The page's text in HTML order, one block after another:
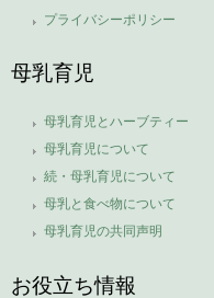
プライバシーポリシー
母乳育児
母乳育児とハーブティー
母乳育児について
続・母乳育児について
母乳と食べ物について
母乳育児の共同声明
お役立ち情報